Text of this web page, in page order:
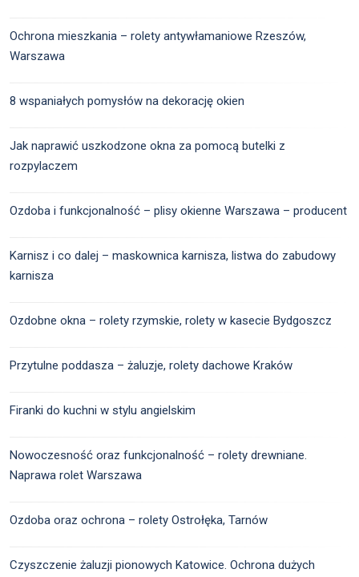
Ochrona mieszkania – rolety antywłamaniowe Rzeszów,
Warszawa
8 wspaniałych pomysłów na dekorację okien
Jak naprawić uszkodzone okna za pomocą butelki z
rozpylaczem
Ozdoba i funkcjonalność – plisy okienne Warszawa – producent
Karnisz i co dalej – maskownica karnisza, listwa do zabudowy
karnisza
Ozdobne okna – rolety rzymskie, rolety w kasecie Bydgoszcz
Przytulne poddasza – żaluzje, rolety dachowe Kraków
Firanki do kuchni w stylu angielskim
Nowoczesność oraz funkcjonalność – rolety drewniane.
Naprawa rolet Warszawa
Ozdoba oraz ochrona – rolety Ostrołęka, Tarnów
Czyszczenie żaluzji pionowych Katowice. Ochrona dużych